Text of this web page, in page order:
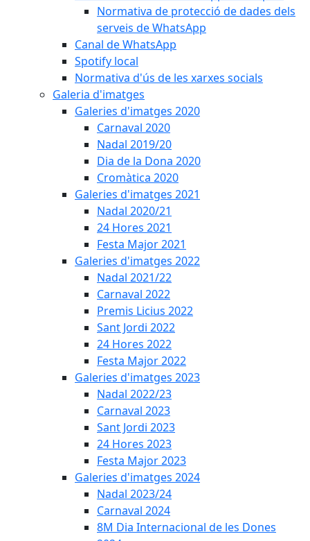
Normativa de protecció de dades dels
serveis de WhatsApp
Canal de WhatsApp
Spotify local
Normativa d'ús de les xarxes socials
Galeria d'imatges
Galeries d'imatges 2020
Carnaval 2020
Nadal 2019/20
Dia de la Dona 2020
Cromàtica 2020
Galeries d'imatges 2021
Nadal 2020/21
24 Hores 2021
Festa Major 2021
Galeries d'imatges 2022
Nadal 2021/22
Carnaval 2022
Premis Licius 2022
Sant Jordi 2022
24 Hores 2022
Festa Major 2022
Galeries d'imatges 2023
Nadal 2022/23
Carnaval 2023
Sant Jordi 2023
24 Hores 2023
Festa Major 2023
Galeries d'imatges 2024
Nadal 2023/24
Carnaval 2024
8M Dia Internacional de les Dones